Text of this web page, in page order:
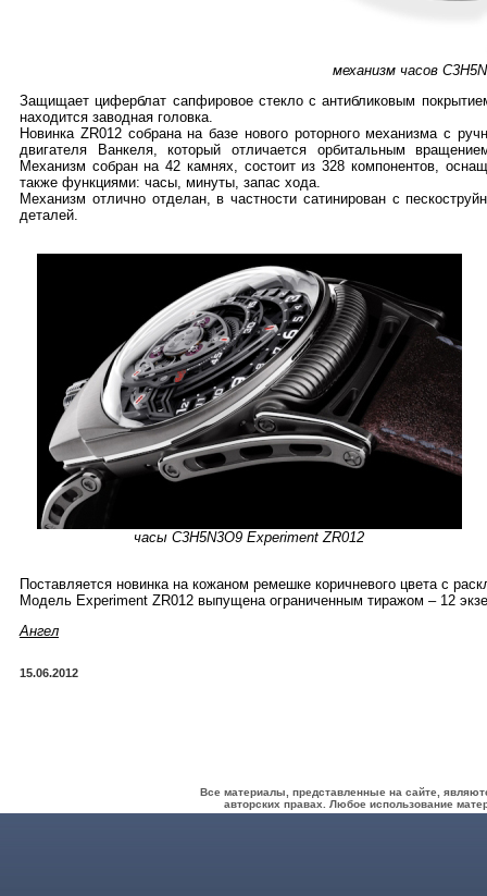
механизм часов
Защищает циферблат сапфировое стекло с антибликовым
находится заводная головка.
Новинка ZR012 собрана на базе нового роторного механизма с
двигателя Ванкеля, который отличается орбитальным
Механизм собран на 42 камнях, состоит из 328 компонентов,
также функциями: часы, минуты, запас хода.
Механизм отлично отделан, в частности сатинирован с
деталей.
часы C3H5N3O9 Experiment ZR012
Поставляется новинка на кожаном ремешке коричневого цвета с
Модель Experiment ZR012 выпущена ограниченным тиражом – 12
Ангел
15.06.2012
Все материалы, представленные на сайте,
авторских правах. Любое использование